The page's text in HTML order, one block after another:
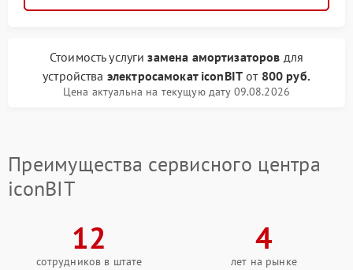
Стоимость услугизамена амортизаторов для
устройства электросамокат iconBIT от 800 руб.
Цена актуальна на текущую дату 09.08.2026
Преимущества сервисного центра
iconBIT
12
сотрудников в штате
4
лет на рынке